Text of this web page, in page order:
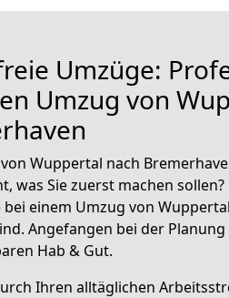
Umzüge:
Umzug von
Wuppertal nach
was Sie zuerst machen
bei einem Umzug von
Angefangen bei der
Hab & Gut.
Ihren alltäglichen